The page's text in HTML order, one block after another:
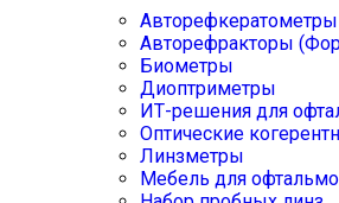
Авторефкератометры
Авторефракторы
Биометры
Диоптриметры
ИТ-решения для
Оптические
Линзметры
Мебель для